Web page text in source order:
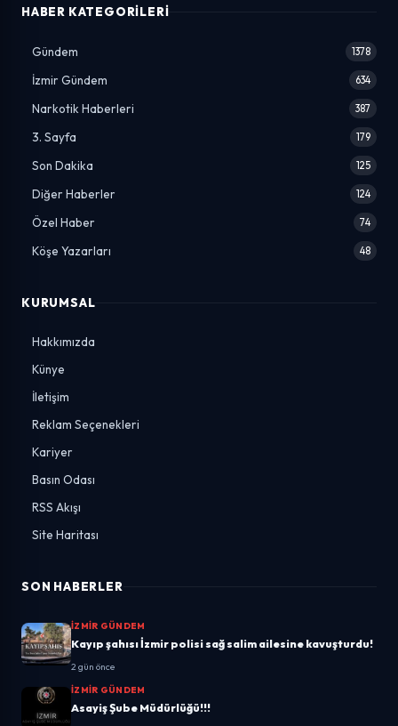
HABER KATEGORILERI
Gündem 1378
İzmir Gündem 634
Narkotik Haberleri 387
3. Sayfa 179
Son Dakika 125
Diğer Haberler 124
Özel Haber 74
Köşe Yazarları 48
KURUMSAL
Hakkımızda
Künye
İletişim
Reklam Seçenekleri
Kariyer
Basın Odası
RSS Akışı
Site Haritası
SON HABERLER
İZMIR GÜNDEM
Kayıp şahısı İzmir polisi sağ salim ailesine kavuşturdu!
2 gün önce
İZMIR GÜNDEM
Asayiş Şube Müdürlüğü!!!